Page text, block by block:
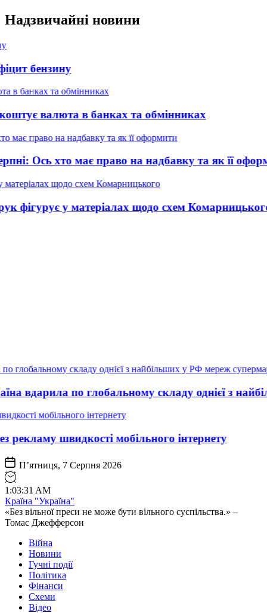
Перейти
до
Надзвичайні новини
в банках та обмінниках
право на надбавку та як її оформити
щодо схем Комарницького
глобальному складу однієї з найбільших у РФ
мобільного інтернету
П’ятниця, 7 Серпня 2026
1 :03:33 AM
Країна "Україна"
«Без вільної преси не може бути вільного суспільства.» –
Томас Джефферсон
Війна
Новини
Гучні події
Політика
Фінанси
Схеми
Відео